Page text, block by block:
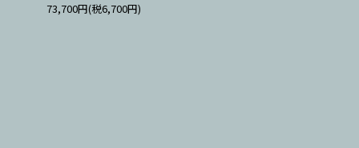
73,700円(税6,700円)